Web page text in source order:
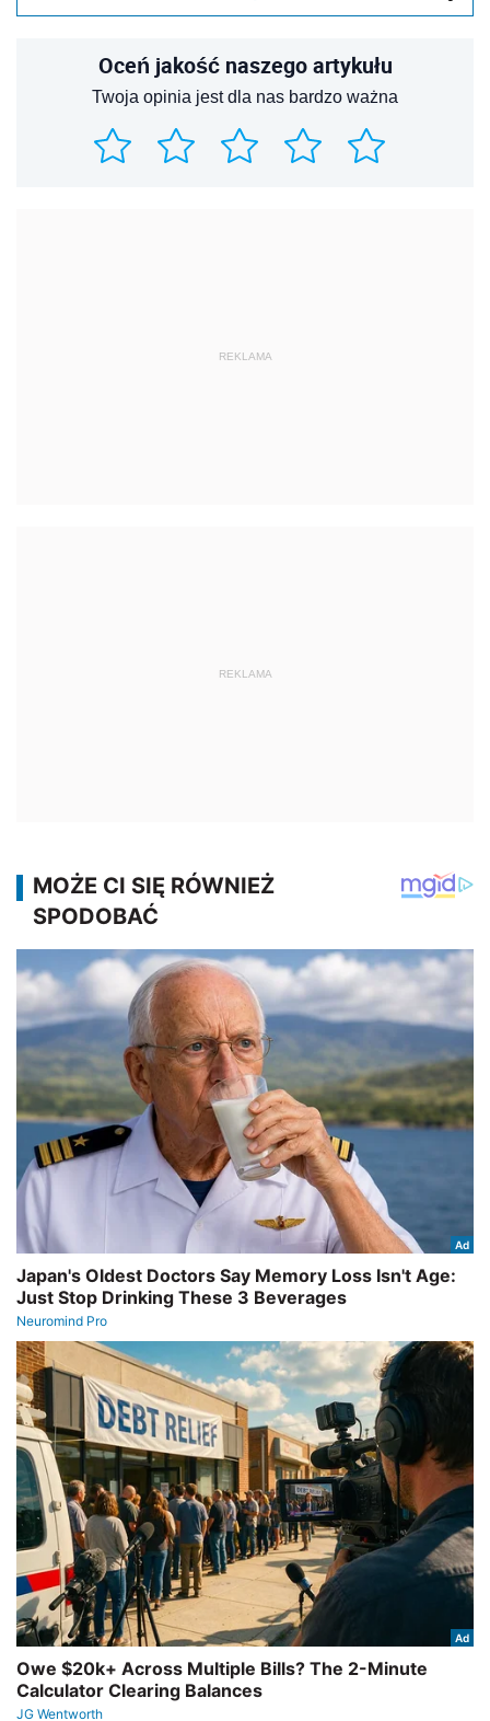
Oceń jakość naszego artykułu
Twoja opinia jest dla nas bardzo ważna
REKLAMA
REKLAMA